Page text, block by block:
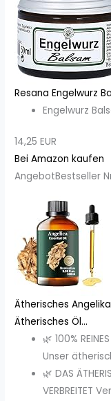
Resana Engelwurz
Engelwurz
14,25 EUR
Bei Amazon kaufen
AngebotBestseller
Ätherisches
Ätherisches Öl...
🌿 100%
Unser
🌿 DAS
VERBREITET